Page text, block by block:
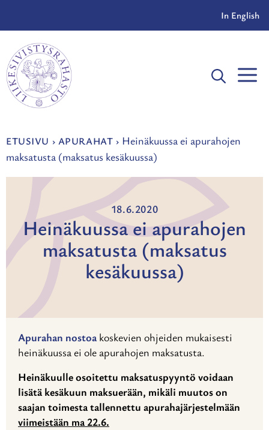
In English
ETUSIVU › APURAHAT › Heinäkuussa ei apurahojen
maksatusta (maksatus kesäkuussa)
18.6.2020
Heinäkuussa ei apurahojen
maksatusta (maksatus
kesäkuussa)
Apurahan nostoa koskevien ohjeiden mukaisesti
heinäkuussa ei ole apurahojen maksatusta.
Heinäkuulle osoitettu maksatuspyyntö voidaan
lisätä kesäkuun maksuerään, mikäli muutos on
saajan toimesta tallennettu apurahajärjestelmään
viimeistään ma 22.6.